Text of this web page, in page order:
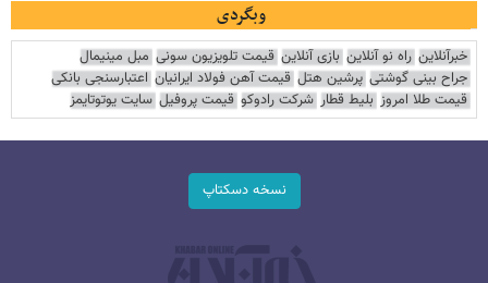
وبگردی
خبرآنلاین راه نو آنلاین بازی آنلاین قیمت تلویزیون سونی مبل مینیمال
جراح بینی گوشتی پرشین هتل قیمت آهن فولاد ایرانیان اعتبارسنجی بانکی
قیمت طلا امروز بلیط قطار شرکت رادوکو قیمت پروفیل سایت یوتوتایمز
نسخه دسکتاپ